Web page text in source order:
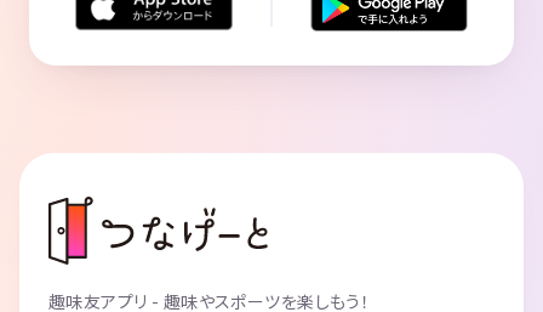
趣味友アプリ - 趣味やスポーツを楽しもう！